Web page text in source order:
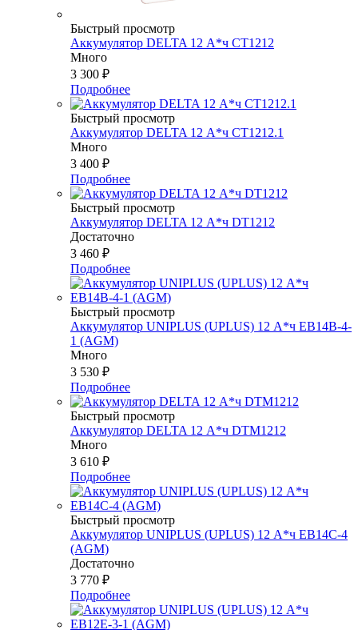
Быстрый просмотр
Аккумулятор DELTA 12 А*ч СТ1212
Много
3 300 ₽
Подробнее
Быстрый просмотр
Аккумулятор DELTA 12 А*ч СТ1212.1
Много
3 400 ₽
Подробнее
Быстрый просмотр
Аккумулятор DELTA 12 А*ч DT1212
Достаточно
3 460 ₽
Подробнее
Быстрый просмотр
Аккумулятор UNIPLUS (UPLUS) 12 А*ч EB14B-4-
1 (AGM)
Много
3 530 ₽
Подробнее
Быстрый просмотр
Аккумулятор DELTA 12 А*ч DTM1212
Много
3 610 ₽
Подробнее
Быстрый просмотр
Аккумулятор UNIPLUS (UPLUS) 12 А*ч EB14С-4
(AGM)
Достаточно
3 770 ₽
Подробнее